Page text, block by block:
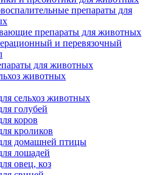
препараты для
препараты для животных
и перевязочный
для животных
животных
сельхоз животных
голубей
коров
кроликов
домашней птицы
лошадей
овец, коз